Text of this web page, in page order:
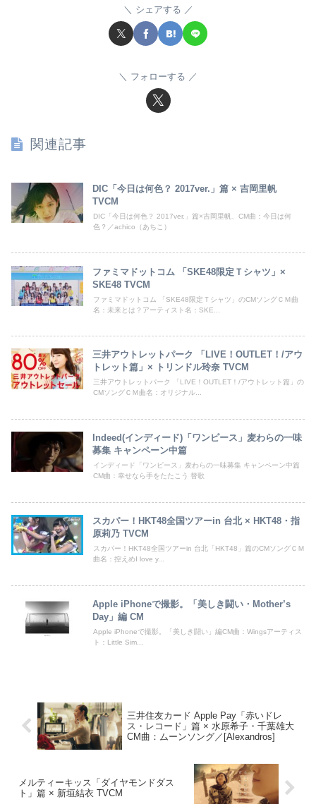
シェアする
フォローする
関連記事
DIC「今日は何色？ 2017ver.」篇 × 吉岡里帆
TVCM
DIC「今日は何色？ 2017ver.」篇×吉岡里帆、CM曲：今日は何
色？／achico（あちこ）
ファミマドットコム 「SKE48限定Ｔシャツ」×
SKE48 TVCM
ファミマドットコム 「SKE48限定Ｔシャツ」のCMソングＣＭ曲
名：未来とは？アーティスト名：SKE...
三井アウトレットパーク 「LIVE！OUTLET！/アウ
トレット篇」× トリンドル玲奈 TVCM
三井アウトレットパーク 「LIVE！OUTLET！/アウトレット篇」の
CMソングＣＭ曲名：オリジナル...
Indeed(インディード)「ワンピース」麦わらの一味
募集 キャンペーン中篇
インディード「ワンピース」麦わらの一味募集 キャンペーン中篇
CM曲：幸せなら手をたたこう 替歌
スカパー！HKT48全国ツアーin 台北 × HKT48・指
原莉乃 TVCM
スカパー！HKT48全国ツアーin 台北「HKT48」篇のCMソングＣＭ
曲名：控えめI love y...
Apple iPhoneで撮影。「美しき闘い・Mother’s
Day」編 CM
Apple iPhoneで撮影。「美しき闘い」編CM曲：Wingsアーティス
ト：Little Sim...
三井住友カード Apple Pay「赤いドレ
ス・レコード」篇 × 水原希子・千葉雄大
CM曲：ムーンソング／[Alexandros]
メルティーキッス「ダイヤモンドダス
ト」篇 × 新垣結衣 TVCM